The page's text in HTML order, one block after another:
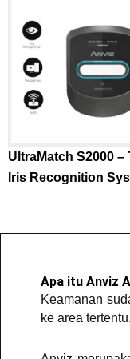
UltraMatch S2000 –
Iris Recognition
Apa itu Anviz
Keamanan
ke area